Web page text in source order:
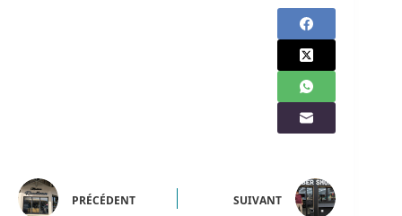
PRÉCÉDENT SUIVANT